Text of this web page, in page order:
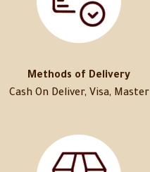
Methods of Delivery
Cash On Deliver, Visa, Master